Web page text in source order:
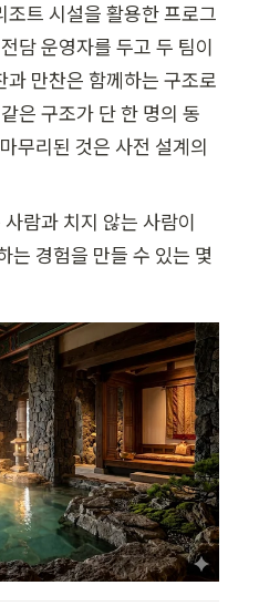
트 시설을 활용한 프로그
담 운영자를 두고 두 팀이
만찬은 함께하는 구조로
은 구조가 단 한 명의 동
무리된 것은 사전 설계의
람과 치지 않는 사람이
는 경험을 만들 수 있는 몇